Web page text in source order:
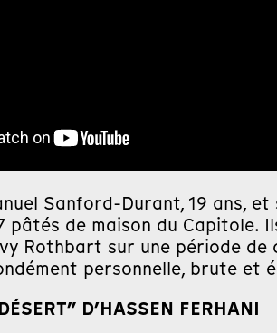
Sanford-Durant, 19 ans,
pâtés de maison du
Rothbart sur une période de
personnelle, brute et
D’HASSEN FERHANI